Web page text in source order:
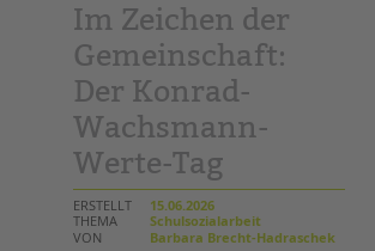
Im Zeichen der
Gemeinschaft:
Der Konrad-
Wachsmann-
Werte-Tag
ERSTELLT
15.06.2026
THEMA
Schulsozialarbeit
VON
Barbara Brecht-Hadraschek